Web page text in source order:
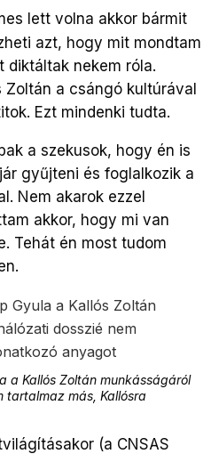
lett volna akkor bármit
azt, hogy mit mondtam
diktáltak nekem róla.
a csángó kultúrával
Ezt mindenki tudta.
a szekusok, hogy én is
gyűjteni és foglalkozik a
Nem akarok ezzel
akkor, hogy mi van
Tehát én most tudom
a Kallós Zoltán munkásságáról
tartalmaz más, Kallósra
(a CNSAS